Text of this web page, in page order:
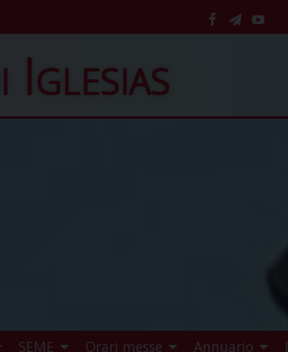
facebook
telegram
Iglesias
SEME Orari messe Annuario